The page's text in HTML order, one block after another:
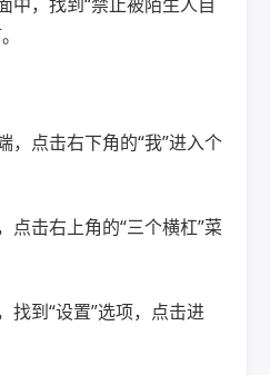
，点击右下角的“我”进入个
点击右上角的“三个横杠”菜
找到“设置”选项，点击进